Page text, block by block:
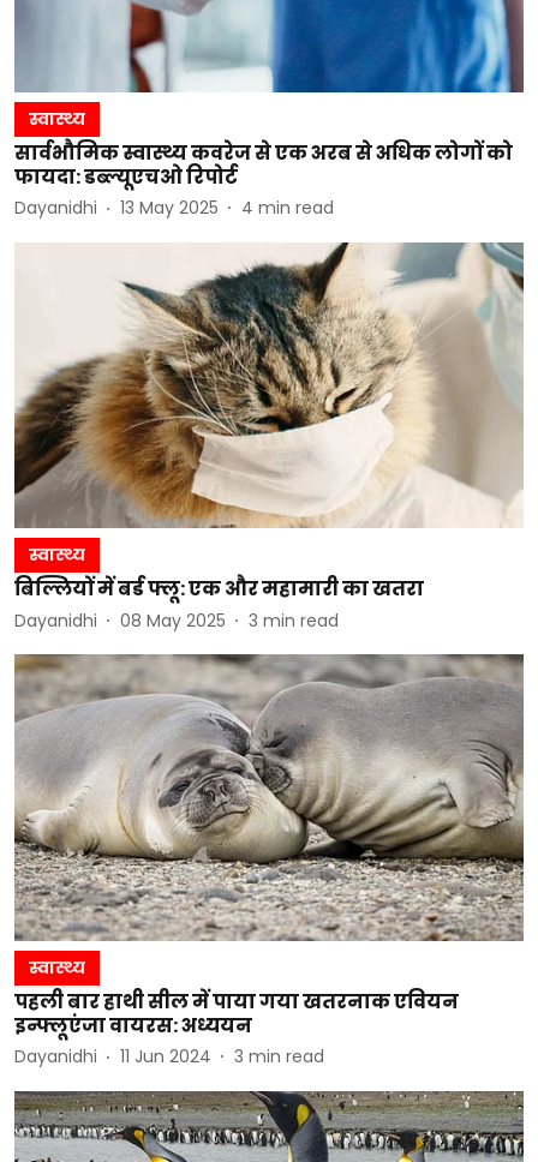
स्वास्थ्य
सार्वभौमिक स्वास्थ्य कवरेज से एक अरब से अधिक लोगों को
फायदा: डब्ल्यूएचओ रिपोर्ट
Dayanidhi 13 May 2025 4 min read
स्वास्थ्य
बिल्लियों में बर्ड फ्लू: एक और महामारी का खतरा
Dayanidhi 08 May 2025 3 min read
स्वास्थ्य
पहली बार हाथी सील में पाया गया खतरनाक एवियन
इन्फ्लूएंजा वायरस: अध्ययन
Dayanidhi 11 Jun 2024 3 min read